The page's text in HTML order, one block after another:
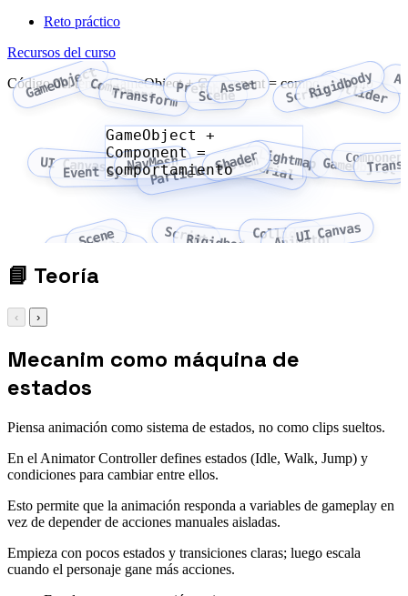
Reto práctico
Recursos del curso
Código del tema: GameObject + Component = comportamiento
GameObjectComponent
TransformPrefab
SceneAsset ScriptRigidbody
Collider
UI Canvas
Event SystemNavMesh
Particle System
ShaderMaterial
Lightmap GameObject
Prefab
Scene
Asset ScriptRigidbody Collider
Animator
UI Canvas
GameObject +
Component =
comportamiento
📘 Teoría
‹ ›
Mecanim como máquina de
estados
Piensa animación como sistema de estados, no como clips sueltos.
En el Animator Controller defines estados (Idle, Walk, Jump) y
condiciones para cambiar entre ellos.
Esto permite que la animación responda a variables de gameplay en
vez de depender de acciones manuales aisladas.
Empieza con pocos estados y transiciones claras; luego escala
cuando el personaje gane más acciones.